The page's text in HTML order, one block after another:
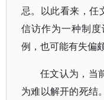
忌。以此看来，任
信访作为一种制
例，也可能有失偏颇
任文认为，当
为难以解开的死结